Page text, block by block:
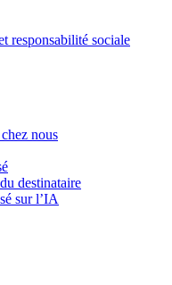
responsabilité sociale
nous
destinataire
sur l’IA